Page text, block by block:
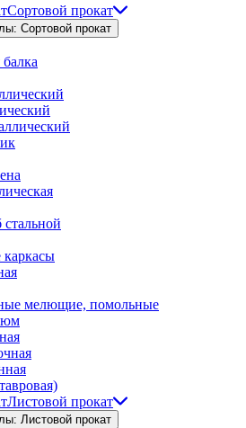
Сортовой прокат
Сортовой прокат
стальной
мелющие, помольные
Листовой прокат
Листовой прокат